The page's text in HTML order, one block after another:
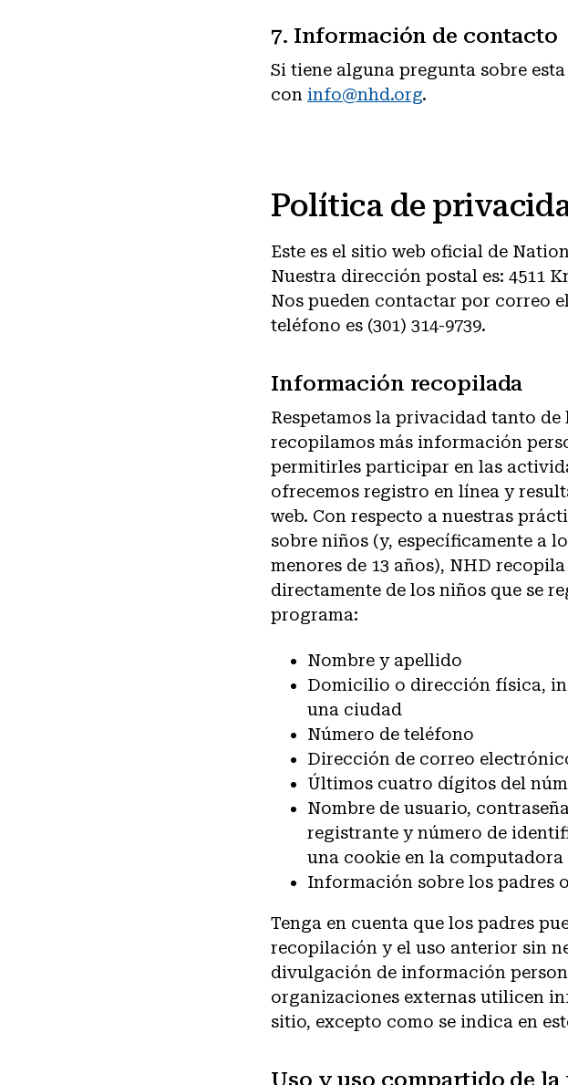
7. Información de contacto
Si tiene alguna pregunta sobre
con info@nhd.org.
Política de
Este es el sitio web oficial de
Nuestra dirección postal es: 4511
Nos pueden contactar por correo
teléfono es (301) 314-9739.
Información recopilada
Respetamos la privacidad tanto
recopilamos más información
permitirles participar en las
ofrecemos registro en línea y
web. Con respecto a nuestras
sobre niños (y, específicamente a
menores de 13 años), NHD
directamente de los niños que se
programa:
Nombre y apellido
Domicilio o dirección física,
una ciudad
Número de teléfono
Dirección de correo
Últimos cuatro dígitos del
Nombre de usuario,
registrante y número de
una cookie en la
Información sobre los padres
Tenga en cuenta que los padres
recopilación y el uso anterior sin
divulgación de información
organizaciones externas utilicen
sitio, excepto como se indica en
Uso y uso compartido de